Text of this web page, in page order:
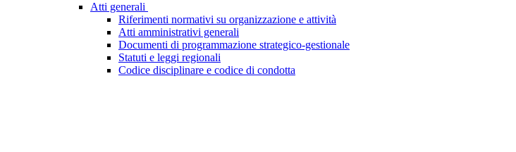
Atti generali
Riferimenti normativi su organizzazione e attività
Atti amministrativi generali
Documenti di programmazione strategico-gestionale
Statuti e leggi regionali
Codice disciplinare e codice di condotta